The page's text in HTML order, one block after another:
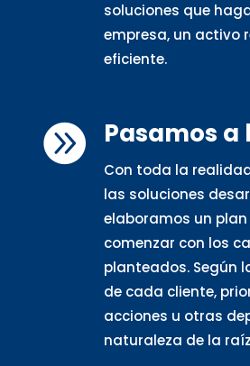
soluciones que
empresa, un activo
eficiente.
 Pasamos a
Con toda la
las soluciones
elaboramos un
comenzar con los
planteados. Según
de cada cliente,
acciones u otras
naturaleza de la